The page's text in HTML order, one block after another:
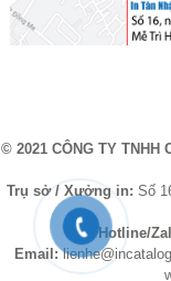
© 2021 CÔNG TY TNHH
Trụ sở / Xưởng in:Số
Hotline/
Email: